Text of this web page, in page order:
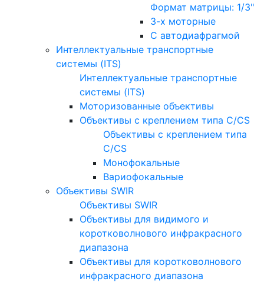
Формат матрицы: 1/3"
3-х моторные
С автодиафрагмой
Интеллектуальные транспортные
системы (ITS)
Интеллектуальные транспортные
системы (ITS)
Моторизованные объективы
Объективы с креплением типа C/CS
Объективы с креплением типа
C/CS
Монофокальные
Вариофокальные
Объективы SWIR
Объективы SWIR
Объективы для видимого и
коротковолнового инфракрасного
диапазона
Объективы для коротковолнового
инфракрасного диапазона